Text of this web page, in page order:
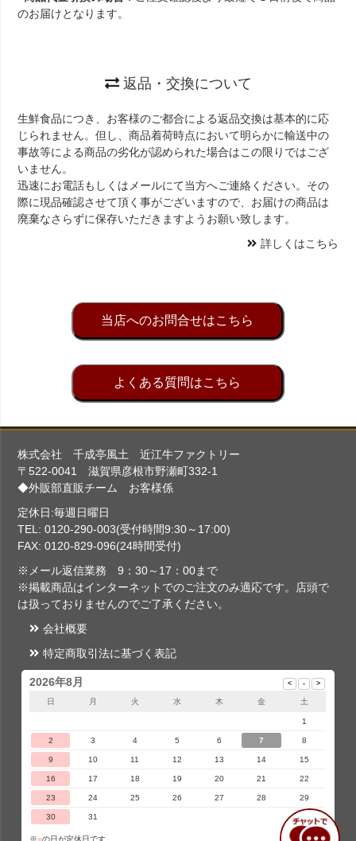
のお届けとなります。
返品・交換について
生鮮食品につき、お客様のご都合による返品交換は基本的に応
じられません。但し、商品着荷時点において明らかに輸送中の
事故等による商品の劣化が認められた場合はこの限りではござ
いません。
迅速にお電話もしくはメールにて当方へご連絡ください。その
際に現品確認させて頂く事がございますので、お届けの商品は
廃棄なさらずに保存いただきますようお願い致します。
詳しくはこちら
当店へのお問合せはこちら
よくある質問はこちら
株式会社 千成亭風土 近江牛ファクトリー
〒522-0041 滋賀県彦根市野瀬町332-1
◆外販部直販チーム お客様係
定休日:毎週日曜日
TEL: 0120-290-003(受付時間9:30～17:00)
FAX: 0120-829-096(24時間受付)
※メール返信業務 9：30～17：00まで
※掲載商品はインターネットでのご注文のみ適応です。店頭で
は扱っておりませんのでご了承ください。
会社概要
特定商取引法に基づく表記
2026年8月
日 月 火 水 木 金 土
1
2 3 4 5 6 7 8
9 10 11 12 13 14 15
16 17 18 19 20 21 22
23 24 25 26 27 28 29
30 31
※■の日が定休日です